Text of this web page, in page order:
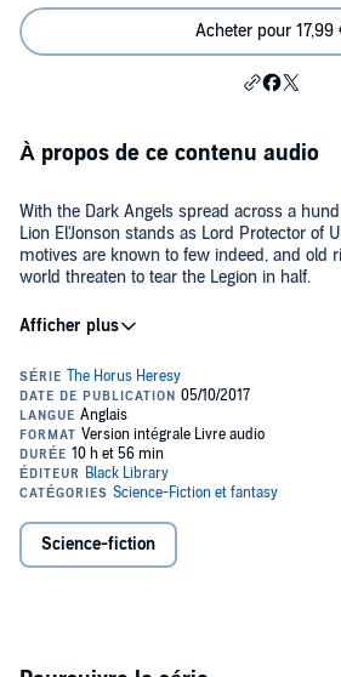
Acheter pour 17,99
À propos de ce contenu audio
With the Dark Angels spread across a
Lion El'Jonson stands as Lord Protector of
motives are known to few indeed, and old
world threaten to tear the Legion in half.
But when word comes of the Night Lords'
civil war. Not even the most fearsome
nor any arcane secret of the Order, can
himself against his loyal brothers.
©2016 Games Workshop Limited (P)2016
Science-fiction